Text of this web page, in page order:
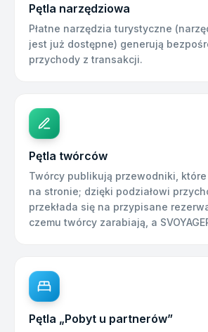
Pętla narzędziowa
Płatne narzędzia turystyczne
jest już dostępne) generują
przychody z transakcji.
Pętla twórców
Twórcy publikują przewodniki,
na stronie; dzięki podziałowi
przekłada się na przypisane
czemu twórcy zarabiają, a
Pętla „Pobyt u partnerów”